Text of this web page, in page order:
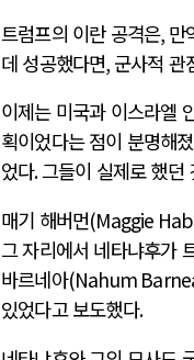
트럼프의 이란 공격은, 만
데 성공했다면, 군사적 관
이제는 미국과 이스라엘
획이었다는 점이 분명해
었다.그들이 실제로 했던
매기 해버먼(Maggie
그 자리에서 네타냐후가
바르네아(Nahum
있었다고 보도했다.